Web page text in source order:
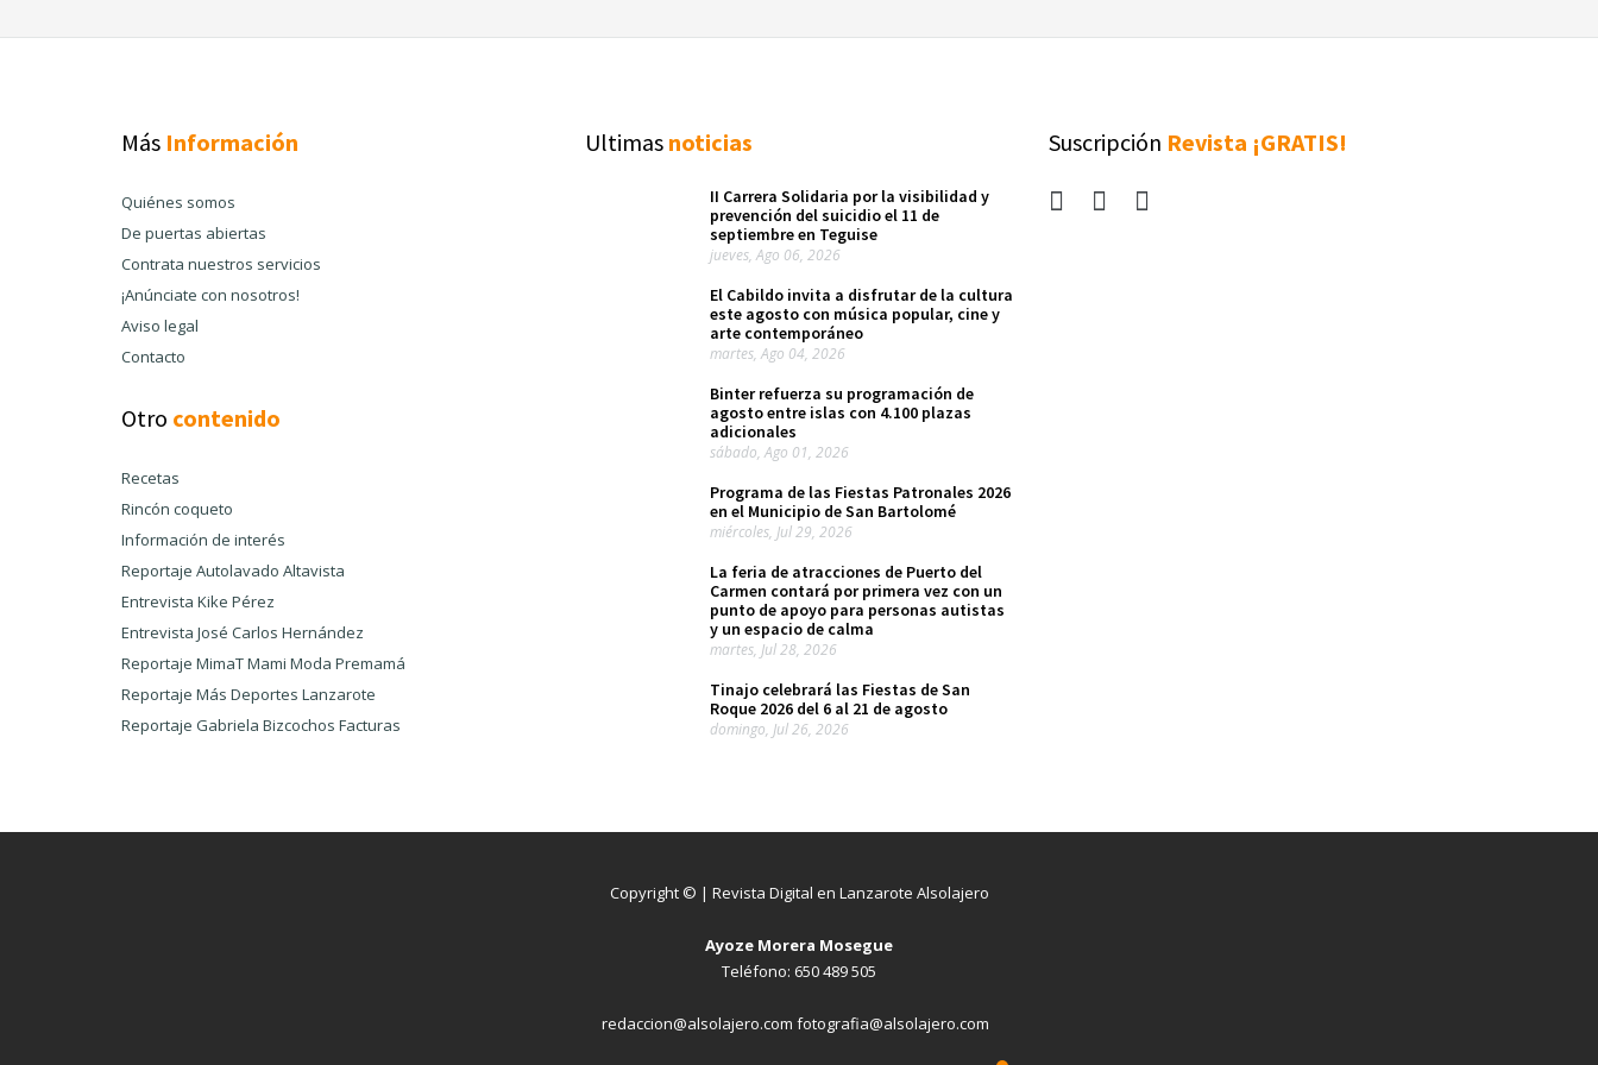
Más Información
Quiénes somos
De puertas abiertas
Contrata nuestros servicios
¡Anúnciate con nosotros!
Aviso legal
Contacto
Otro contenido
Recetas
Rincón coqueto
Información de interés
Reportaje Autolavado Altavista
Entrevista Kike Pérez
Entrevista José Carlos Hernández
Reportaje MimaT Mami Moda Premamá
Reportaje Más Deportes Lanzarote
Reportaje Gabriela Bizcochos Facturas
Ultimas noticias
II Carrera Solidaria por la visibilidad y
prevención del suicidio el 11 de
septiembre en Teguise
jueves, Ago 06, 2026
El Cabildo invita a disfrutar de la cultura
este agosto con música popular, cine y
arte contemporáneo
martes, Ago 04, 2026
Binter refuerza su programación de
agosto entre islas con 4.100 plazas
adicionales
sábado, Ago 01, 2026
Programa de las Fiestas Patronales 2026
en el Municipio de San Bartolomé
miércoles, Jul 29, 2026
La feria de atracciones de Puerto del
Carmen contará por primera vez con un
punto de apoyo para personas autistas
y un espacio de calma
martes, Jul 28, 2026
Tinajo celebrará las Fiestas de San
Roque 2026 del 6 al 21 de agosto
domingo, Jul 26, 2026
Suscripción Revista ¡GRATIS!
Copyright © | Revista Digital en Lanzarote Alsolajero
Ayoze Morera Mosegue
Teléfono: 650 489 505
redaccion@alsolajero.com fotografia@alsolajero.com